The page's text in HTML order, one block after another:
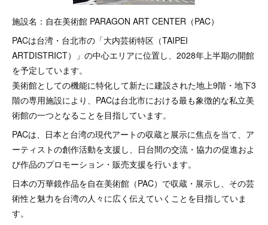
施設名：自在美術館 PARAGON ART CENTER（PAC）
PACは台湾・台北市の「大内芸術特区（TAIPEI
ARTDISTRICT）」の中心エリアに位置し、2028年上半期の開館
を予定しています。
美術館としての機能に特化して新たに建設された地上9階・地下3
階の専用施設により、PACは台北市における最も象徴的な私立美
術館の一つとなることを目指しています。
PACは、日本と台湾の現代アートの収蔵と展示に焦点を当て、ア
ーティストの創作活動を支援し、日台間の交流・協力の促進およ
び作品のプロモーション・販売支援を行います。
日本の万華鏡作品を自在美術館（PAC）で収蔵・展示し、その芸
術性と魅力を台湾の人々に広く伝えていくことを目指していま
す。